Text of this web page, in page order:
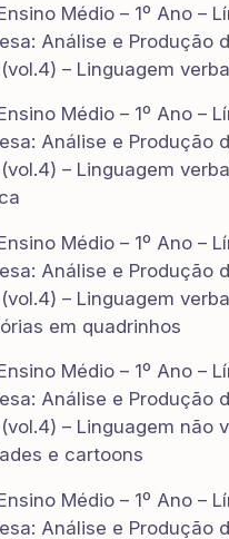
Médio – 1º Ano –
Análise e Produção
– Linguagem
Médio – 1º Ano –
Análise e Produção
– Linguagem
Médio – 1º Ano –
Análise e Produção
– Linguagem
em quadrinhos
Médio – 1º Ano –
Análise e Produção
– Linguagem não
e cartoons
Médio – 1º Ano –
Análise e Produção